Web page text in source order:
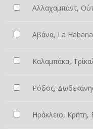
Αλλαχαμπάντ,
Αβάνα, La
Καλαμπάκα,
Ρόδος,
Ηράκλειο, Κρήτη,